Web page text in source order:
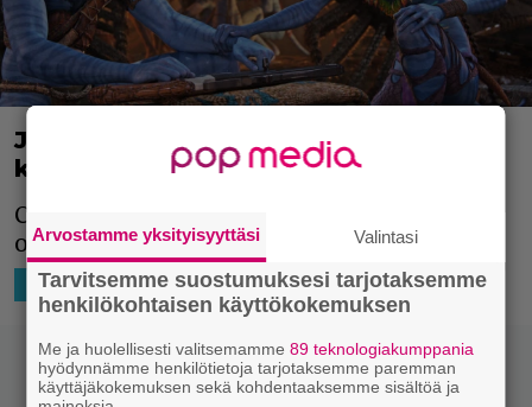
James Cameronin mega-franchisen
kuvaukset ovat käynnistyneet
Cameron tekee vielä ainakin kolme jatko-
osaa.
HOLLYWOOD 4.7.2024 12:31 Niko Ikonen
Arvostamme yksityisyyttäsi Valintasi
Tarvitsemme suostumuksesi tarjotaksemme
henkilökohtaisen käyttökokemuksen
Me ja huolellisesti valitsemamme89 teknologiakumppania
hyödynnämme henkilötietoja tarjotaksemme paremman
käyttäjäkokemuksen sekä kohdentaaksemme sisältöä ja